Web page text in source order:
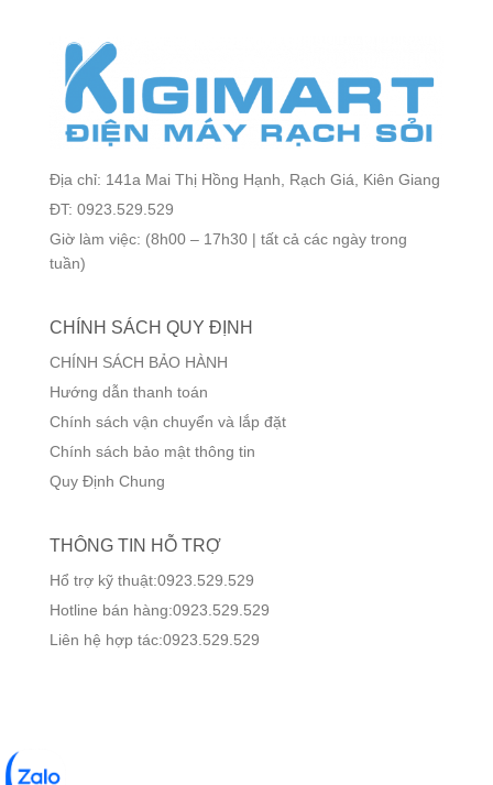
Địa chỉ: 141a Mai Thị Hồng Hạnh, Rạch Giá, Kiên Giang
ĐT: 0923.529.529
Giờ làm việc: (8h00 – 17h30 | tất cả các ngày trong
tuần)
CHÍNH SÁCH QUY ĐỊNH
CHÍNH SÁCH BẢO HÀNH
Hướng dẫn thanh toán
Chính sách vận chuyển và lắp đặt
Chính sách bảo mật thông tin
Quy Định Chung
THÔNG TIN HỖ TRỢ
Hổ trợ kỹ thuật:0923.529.529
Hotline bán hàng:0923.529.529
Liên hệ hợp tác:0923.529.529